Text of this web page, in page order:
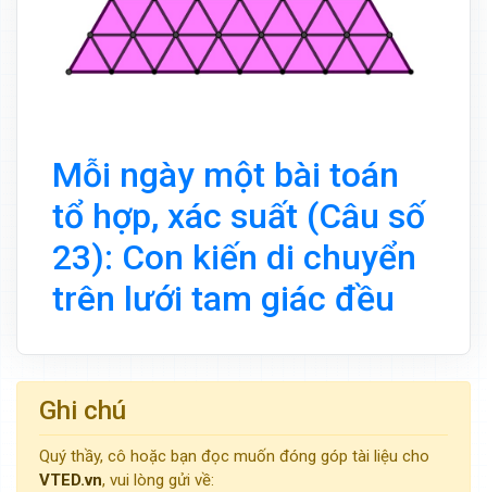
Mỗi ngày một bài toán
tổ hợp, xác suất (Câu số
23): Con kiến di chuyển
trên lưới tam giác đều
Ghi chú
Quý thầy, cô hoặc bạn đọc muốn đóng góp tài liệu cho
VTED.vn, vui lòng gửi về: